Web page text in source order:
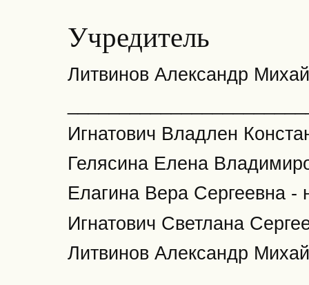
Учредитель
Литвинов Александр
Игнатович Владлен
Гелясина Елена
Елагина Вера Сергеевна -
Игнатович Светлана
Литвинов Александр